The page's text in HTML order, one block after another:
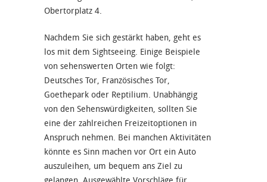
Obertorplatz 4.
Nachdem Sie sich gestärkt haben, geht es
los mit dem Sightseeing. Einige Beispiele
von sehenswerten Orten wie folgt:
Deutsches Tor, Französisches Tor,
Goethepark oder Reptilium. Unabhängig
von den Sehenswürdigkeiten, sollten Sie
eine der zahlreichen Freizeitoptionen in
Anspruch nehmen. Bei manchen Aktivitäten
könnte es Sinn machen vor Ort ein Auto
auszuleihen, um bequem ans Ziel zu